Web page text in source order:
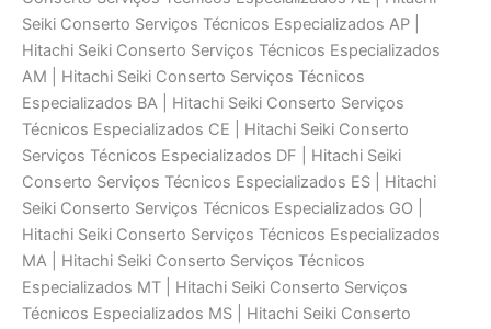
Seiki Conserto Serviços Técnicos Especializados AP |
Hitachi Seiki Conserto Serviços Técnicos Especializados
AM | Hitachi Seiki Conserto Serviços Técnicos
Especializados BA | Hitachi Seiki Conserto Serviços
Técnicos Especializados CE | Hitachi Seiki Conserto
Serviços Técnicos Especializados DF | Hitachi Seiki
Conserto Serviços Técnicos Especializados ES | Hitachi
Seiki Conserto Serviços Técnicos Especializados GO |
Hitachi Seiki Conserto Serviços Técnicos Especializados
MA | Hitachi Seiki Conserto Serviços Técnicos
Especializados MT | Hitachi Seiki Conserto Serviços
Técnicos Especializados MS | Hitachi Seiki Conserto